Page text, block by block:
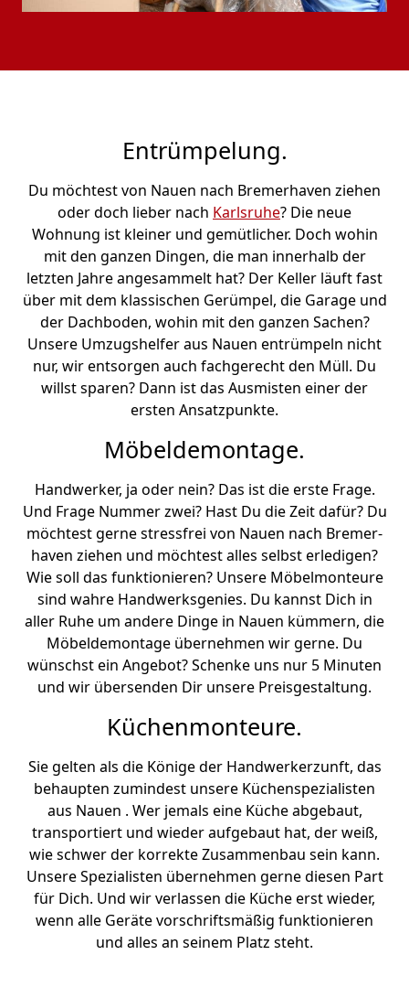
Entrümpelung.
Du möchtest von Nauen nach Bremer­haven ziehen
oder doch lieber nach Karlsruhe? Die neue
Wohnung ist kleiner und gemütlicher. Doch wohin
mit den ganzen Dingen, die man innerhalb der
letzten Jahre angesammelt hat? Der Keller läuft fast
über mit dem klassischen Gerümpel, die Garage und
der Dachboden, wohin mit den ganzen Sachen?
Unsere Umzugshelfer aus Nauen entrümpeln nicht
nur, wir entsorgen auch fachgerecht den Müll. Du
willst sparen? Dann ist das Ausmisten einer der
ersten Ansatzpunkte.
Möbeldemontage.
Handwerker, ja oder nein? Das ist die erste Frage.
Und Frage Nummer zwei? Hast Du die Zeit dafür? Du
möchtest gerne stressfrei von Nauen nach Bremer­
haven ziehen und möchtest alles selbst erledigen?
Wie soll das funktionieren? Unsere Möbelmonteure
sind wahre Handwerksgenies. Du kannst Dich in
aller Ruhe um andere Dinge in Nauen kümmern, die
Möbeldemontage übernehmen wir gerne. Du
wünschst ein Angebot? Schenke uns nur 5 Minuten
und wir übersenden Dir unsere Preisgestaltung.
Küchenmonteure.
Sie gelten als die Könige der Handwerkerzunft, das
behaupten zumindest unsere Küchenspezialisten
aus Nauen . Wer jemals eine Küche abgebaut,
transportiert und wieder aufgebaut hat, der weiß,
wie schwer der korrekte Zusammenbau sein kann.
Unsere Spezialisten übernehmen gerne diesen Part
für Dich. Und wir verlassen die Küche erst wieder,
wenn alle Geräte vorschriftsmäßig funktionieren
und alles an seinem Platz steht.